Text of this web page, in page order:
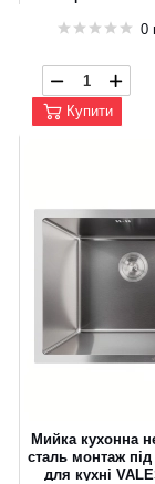
0
Купити
Мийка кухонна
сталь монтаж
для кухні